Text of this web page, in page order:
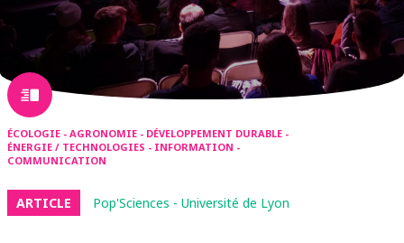
ÉCOLOGIE - AGRONOMIE - DÉVELOPPEMENT DURABLE -
ÉNERGIE / TECHNOLOGIES - INFORMATION -
COMMUNICATION
ARTICLE Pop'Sciences - Université de Lyon